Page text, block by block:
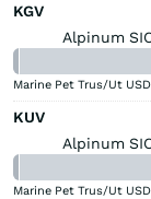
KGV
Alpinum
Marine Pet Trus/Ut USD
KUV
Alpinum
Marine Pet Trus/Ut USD